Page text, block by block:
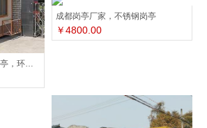
成都岗亭厂家，不锈钢岗亭
￥4800.00